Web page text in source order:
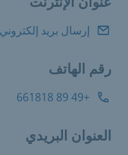
إرسال بريد إلكتروني
رقم الهاتف
+49 89 661818
العنوان البريدي